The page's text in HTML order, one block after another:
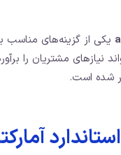
یکی از گزینه‌های مناسب
نیازهای مشتریان را
شده است.